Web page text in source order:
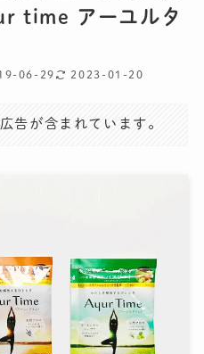
time アーユルタ
06-29 2023-01-20
告が含まれています。